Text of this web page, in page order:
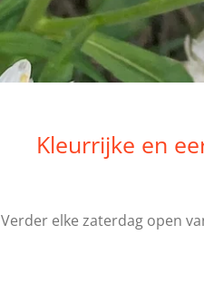
Kleurrijke en
Verder elke zaterdag open